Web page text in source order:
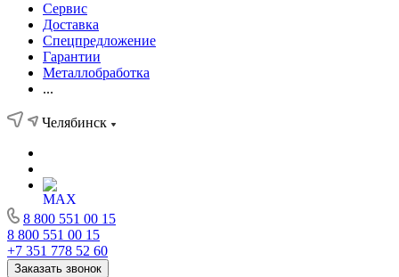
Сервис
Доставка
Спецпредложение
Гарантии
Металлобработка
...
Челябинск
8 800 551 00 15
8 800 551 00 15
+7 351 778 52 60
Заказать звонок